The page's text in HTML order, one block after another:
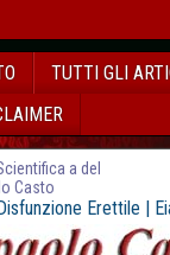
TUTTI GLI
a del
Casto
Erettile |